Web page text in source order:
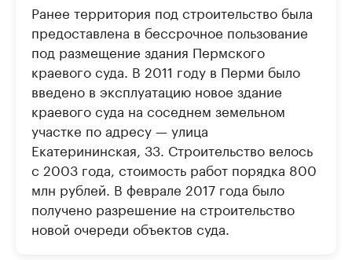
Ранее территория под строительство была
предоставлена в бессрочное пользование
под размещение здания Пермского
краевого суда. В 2011 году в Перми было
введено в эксплуатацию новое здание
краевого суда на соседнем земельном
участке по адресу — улица
Екатерининская, 33. Строительство велось
с 2003 года, стоимость работ порядка 800
млн рублей. В феврале 2017 года было
получено разрешение на строительство
новой очереди объектов суда.